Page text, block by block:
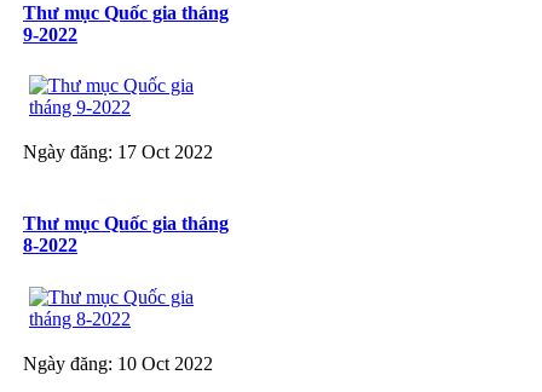
Thư mục Quốc gia tháng
9-2022
Ngày đăng: 17 Oct 2022
Thư mục Quốc gia tháng
8-2022
Ngày đăng: 10 Oct 2022